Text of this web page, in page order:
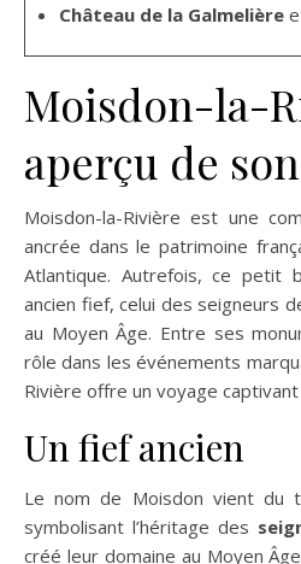
Château de la Galmelière
Moisdon-la-
aperçu de
Moisdon-la-Rivière est une
ancrée dans le patrimoine
Atlantique. Autrefois, ce petit
ancien fief, celui des seigneurs
au Moyen Âge. Entre ses
rôle dans les événements
Rivière offre un voyage
Un fief ancien
Le nom de Moisdon vient du
symbolisant l’héritage des
créé leur domaine au Moyen